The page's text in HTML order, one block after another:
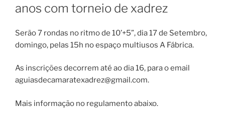
anos com torneio de xadrez
Serão 7 rondas no ritmo de 10’+5”, dia 17 de Setembro,
domingo, pelas 15h no espaço multiusos A Fábrica.
As inscrições decorrem até ao dia 16, para o email
aguiasdecamaratexadrez@gmail.com.
Mais informação no regulamento abaixo.